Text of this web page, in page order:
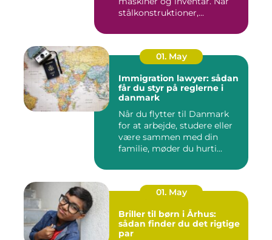
stålkonstruktioner,...
01. May
Immigration lawyer: sådan
får du styr på reglerne i
danmark
Når du flytter til Danmark
for at arbejde, studere eller
være sammen med din
familie, møder du hurti...
01. May
Briller til børn i Århus:
sådan finder du det rigtige
par